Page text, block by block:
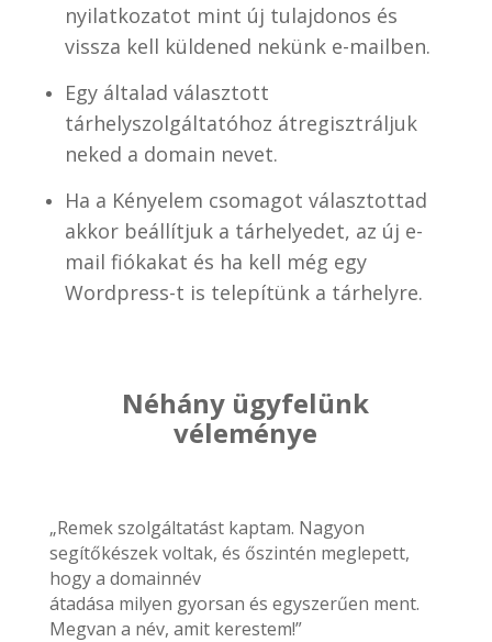
nyilatkozatot mint új tulajdonos és
vissza kell küldened nekünk e-mailben.
Egy általad választott
tárhelyszolgáltatóhoz átregisztráljuk
neked a domain nevet.
Ha a Kényelem csomagot választottad
akkor beállítjuk a tárhelyedet, az új e-
mail fiókakat és ha kell még egy
Wordpress-t is telepítünk a tárhelyre.
Néhány ügyfelünk
véleménye
„Remek szolgáltatást kaptam. Nagyon
segítőkészek voltak, és őszintén meglepett,
hogy a domainnév
átadása milyen gyorsan és egyszerűen ment.
Megvan a név, amit kerestem!”